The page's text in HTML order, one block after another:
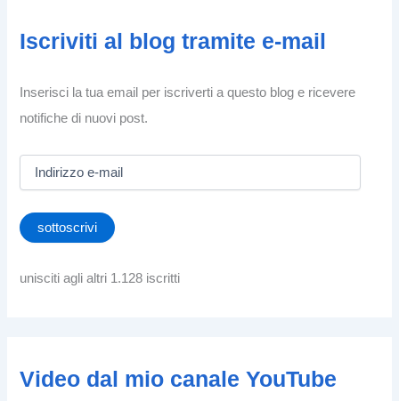
Iscriviti al blog tramite e-mail
Inserisci la tua email per iscriverti a questo blog e ricevere
notifiche di nuovi post.
i
r
z
a
sottoscrivi
unisciti agli altri 1.128 iscritti
Video dal mio canale YouTube